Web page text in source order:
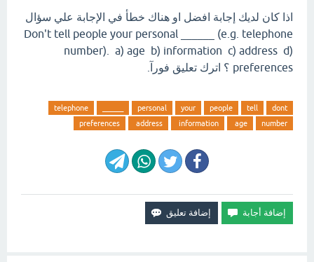
اذا كان لديك إجابة افضل او هناك خطأ في الإجابة علي سؤال
Don't tell people your personal ______ (e.g. telephone
number). a) age b) information c) address d)
preferences ؟ اترك تعليق فورآ.
dont
tell
people
your
personal
telephone
number
age
information
address
preferences